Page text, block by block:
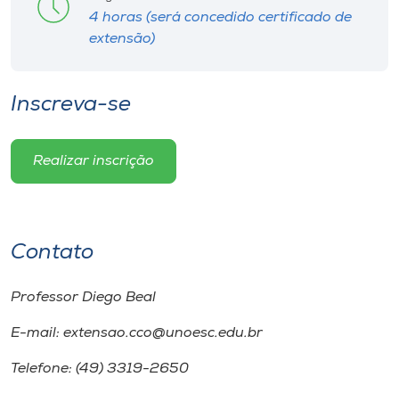
4 horas (será concedido certificado de
extensão)
Inscreva-se
Realizar inscrição
Contato
Professor Diego Beal
E-mail: extensao.cco@unoesc.edu.br
Telefone: (49) 3319-2650